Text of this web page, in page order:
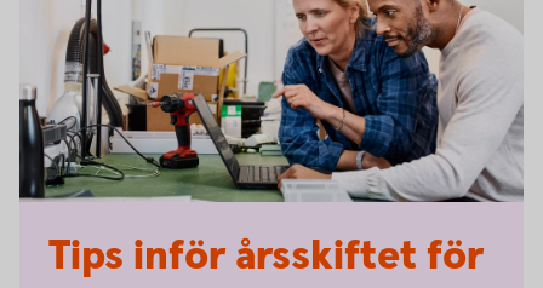
Tips inför årsskiftet för